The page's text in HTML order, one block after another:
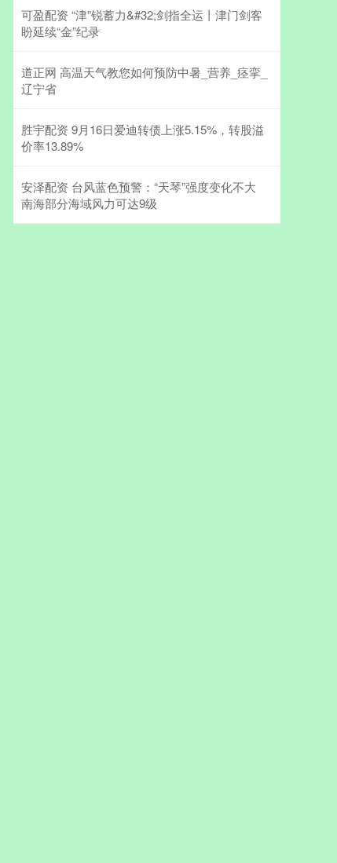
可盈配资 “津”锐蓄力&#32;剑指全运丨津门剑客
盼延续“金”纪录
道正网 高温天气教您如何预防中暑_营养_痉挛_
辽宁省
胜宇配资 9月16日爱迪转债上涨5.15%，转股溢
价率13.89%
安泽配资 台风蓝色预警：“天琴”强度变化不大
南海部分海域风力可达9级